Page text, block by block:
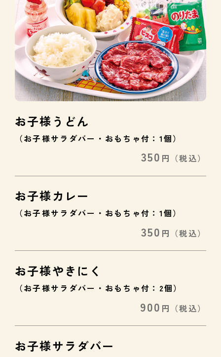
お子様うどん
（お子様サラダバー・おもちゃ付：1個）
350 円 （税込）
お子様カレー
（お子様サラダバー・おもちゃ付：1個）
350 円 （税込）
お子様やきにく
（お子様サラダバー・おもちゃ付：2個）
900 円 （税込）
お子様サラダバー